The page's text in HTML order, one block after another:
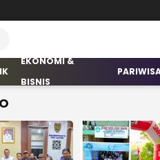
EKONOMI &
BISNIS